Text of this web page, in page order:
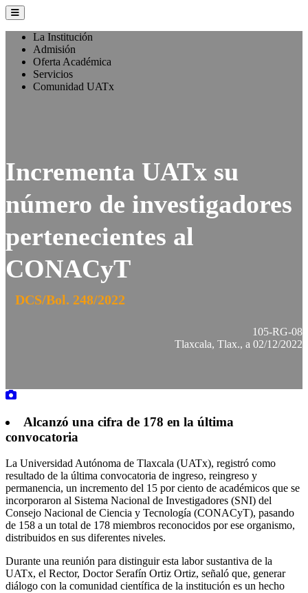
La Institución
Admisión
Oferta Académica
Servicios
Comunidad UATx
Incrementa UATx su
número de investigadores
pertenecientes al
CONACyT
DCS/Bol. 248/2022
105-RG-08
Tlaxcala, Tlax., a 02/12/2022
Alcanzó una cifra de 178 en la última
convocatoria
La Universidad Autónoma de Tlaxcala (UATx), registró como
resultado de la última convocatoria de ingreso, reingreso y
permanencia, un incremento del 15 por ciento de académicos que se
incorporaron al Sistema Nacional de Investigadores (SNI) del
Consejo Nacional de Ciencia y Tecnología (CONACyT), pasando
de 158 a un total de 178 miembros reconocidos por ese organismo,
distribuidos en sus diferentes niveles.
Durante una reunión para distinguir esta labor sustantiva de la
UATx, el Rector, Doctor Serafín Ortiz Ortiz, señaló que, generar
diálogo con la comunidad científica de la institución es un hecho